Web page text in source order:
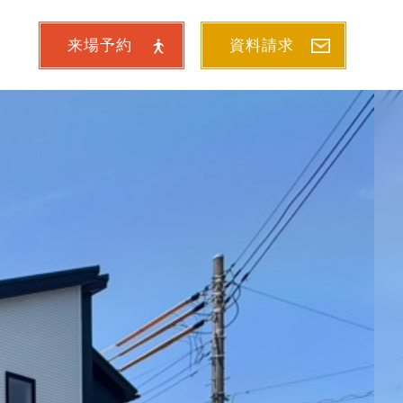
来場予約 資料請求